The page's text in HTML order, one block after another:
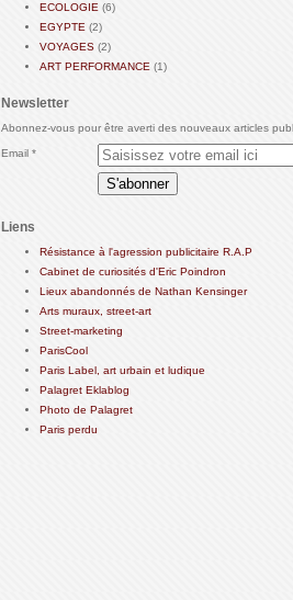
ECOLOGIE (6)
EGYPTE (2)
VOYAGES (2)
ART PERFORMANCE (1)
Newsletter
Abonnez-vous pour être averti des nouveaux articles
Email
Liens
Résistance à l'agression publicitaire R.A.P
Cabinet de curiosités d'Eric Poindron
Lieux abandonnés de Nathan Kensinger
Arts muraux, street-art
Street-marketing
ParisCool
Paris Label, art urbain et ludique
Palagret Eklablog
Photo de Palagret
Paris perdu